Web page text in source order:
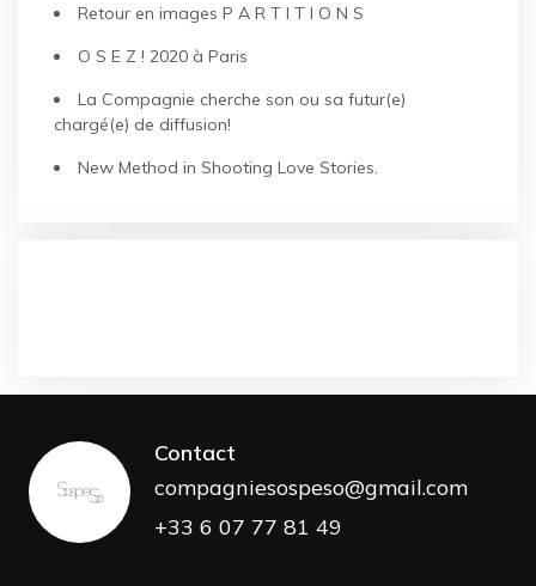
Retour en images P A R T I T I O N S
O S E Z ! 2020 à Paris
La Compagnie cherche son ou sa futur(e)
chargé(e) de diffusion!
New Method in Shooting Love Stories.
Contact
compagniesospeso@gmail.com
+33 6 07 77 81 49